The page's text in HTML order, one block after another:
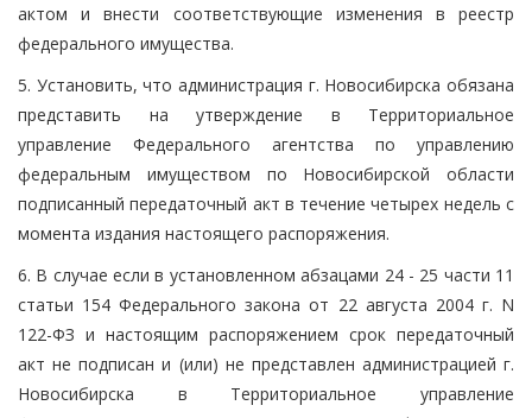
актом и внести соответствующие изменения в реестр
федерального имущества.
5. Установить, что администрация г. Новосибирска обязана
представить на утверждение в Территориальное
управление Федерального агентства по управлению
федеральным имуществом по Новосибирской области
подписанный передаточный акт в течение четырех недель с
момента издания настоящего распоряжения.
6. В случае если в установленном абзацами 24 - 25 части 11
статьи 154 Федерального закона от 22 августа 2004 г. N
122-ФЗ и настоящим распоряжением срок передаточный
акт не подписан и (или) не представлен администрацией г.
Новосибирска в Территориальное управление